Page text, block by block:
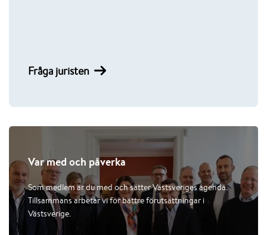
Fråga juristen
Var med och påverka
Som medlem är du med och sätter Västsveriges agenda.
Tillsammans arbetar vi för bättre förutsättningar i
Västsverige.